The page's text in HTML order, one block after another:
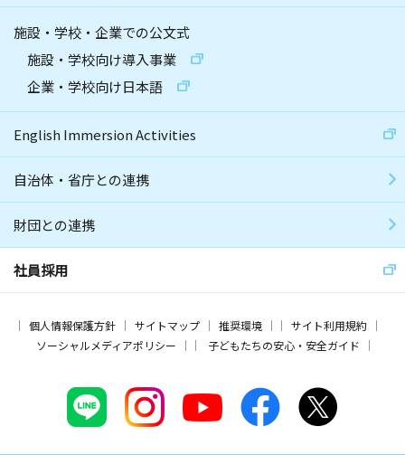
施設・学校・企業での公文式
施設・学校向け導入事業
企業・学校向け日本語
English Immersion Activities
自治体・省庁との連携
財団との連携
社員採用
個人情報保護方針 サイトマップ 推奨環境
サイト利用規約
ソーシャルメディアポリシー
子どもたちの安心・安全ガイド